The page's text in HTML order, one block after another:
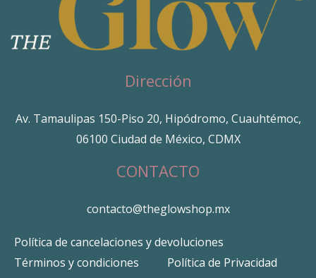
Dirección
Av. Tamaulipas 150-Piso 20, Hipódromo, Cuauhtémoc,
06100 Ciudad de México, CDMX
CONTACTO
contacto@theglowshop.mx
Política de cancelaciones y devoluciones
Términos y condiciones
Política de Privacidad